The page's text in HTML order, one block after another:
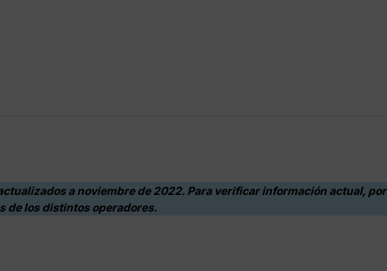
a noviembre de 2022. Para verificar información actual, por
de los distintos operadores.